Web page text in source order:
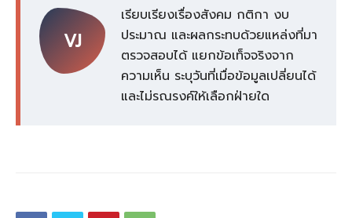
VJ
เรียบเรียงเรื่องสังคม กติกา งบ
ประมาณ และผลกระทบด้วยแหล่งที่มา
ตรวจสอบได้ แยกข้อเท็จจริงจาก
ความเห็น ระบุวันที่เมื่อข้อมูลเปลี่ยนได้
และไม่รณรงค์ให้เลือกฝ่ายใด